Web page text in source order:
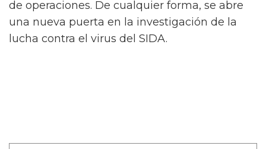
de operaciones. De cualquier forma, se abre
una nueva puerta en la investigación de la
lucha contra el virus del SIDA.